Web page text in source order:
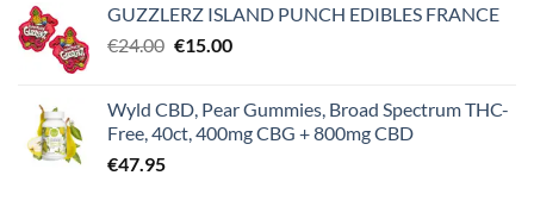
through
GUZZLERZ ISLAND PUNCH EDIBLES FRANCE
€24.00 Original
€24.00.
€15.00Current
€15.00.
Wyld CBD, Pear Gummies, Broad Spectrum THC-
Free, 40ct, 400mg CBG + 800mg CBD
€47.95